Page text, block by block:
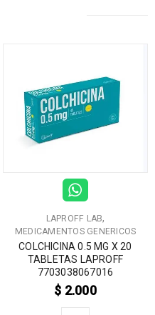
LAPROFF LAB,
MEDICAMENTOS GENERICOS
COLCHICINA 0.5 MG X 20
TABLETAS LAPROFF
7703038067016
$ 2.000